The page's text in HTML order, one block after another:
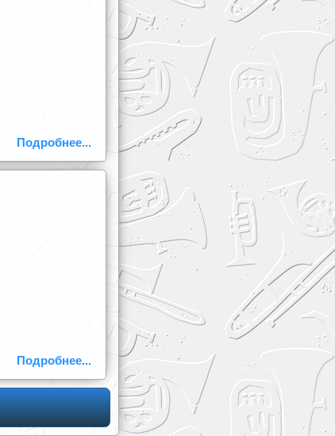
Подробнее...
Подробнее...